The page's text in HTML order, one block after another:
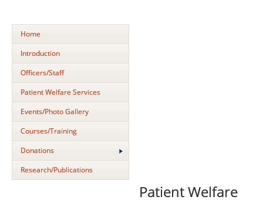
Home
Introduction
Officers/Staff
Patient Welfare Services
Events/Photo Gallery
Courses/Training
Donations
Research/Publications
Patient Welfare